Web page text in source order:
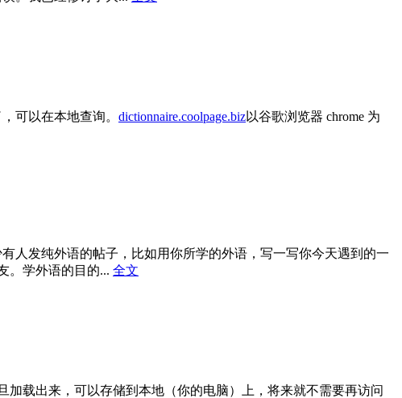
可以在本地查询。 dictionnaire.coolpage.biz以谷歌浏览器 chrome 为
人发纯外语的帖子，比如用你所学的外语，写一写你今天遇到的一
。学外语的目的... 全文
载出来，可以存储到本地（你的电脑）上，将来就不需要再访问